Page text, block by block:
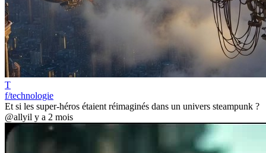
T
f/technologie
Et si les super-héros étaient réimaginés dans un univers steampunk ?
@allyil y a 2 mois